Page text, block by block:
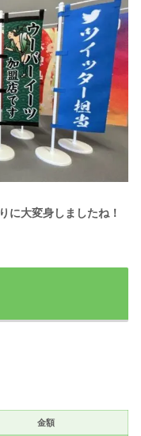
に大変身しましたね！
金額